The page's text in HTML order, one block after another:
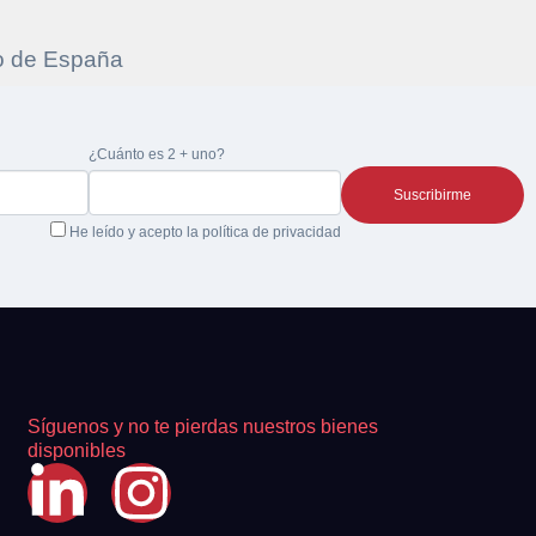
¿Cuánto es 2 + uno?
He leído y acepto la política de privacidad
Síguenos y no te pierdas nuestros bienes
disponibles